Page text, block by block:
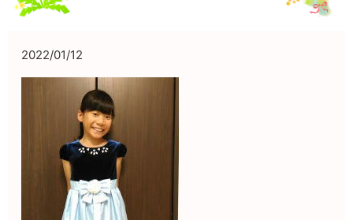
2022/01/12